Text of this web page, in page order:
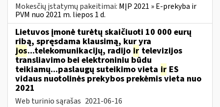
Mokesčių įstatymų pakeitimai: MĮP 2021 » E-prekyba ir
PVM nuo 2021 m. liepos 1 d.
Lietuvos įmonė turėtų skaičiuoti 10 000 eurų
ribą, spręsdama klausimą, kur yra
jos...telekomunikacijų, radijo ir televizijos
transliavimo bei elektroniniu būdu
teikiamų...paslaugų suteikimo vieta ir ES
vidaus nuotolinės prekybos prekėmis vieta nuo
2021
Web turinio sąrašas 2021-06-16